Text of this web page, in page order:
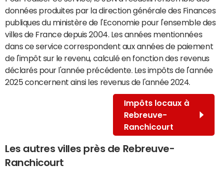
données produites par la direction générale des Finances
publiques du ministère de l'Economie pour l'ensemble des
villes de France depuis 2004. Les années mentionnées
dans ce service correspondent aux années de paiement
de l'impôt sur le revenu, calculé en fonction des revenus
déclarés pour l'année précédente. Les impôts de l'année
2025 concernent ainsi les revenus de l'année 2024.
Impôts locaux à
Rebreuve-
Ranchicourt
Les autres villes près de Rebreuve-
Ranchicourt